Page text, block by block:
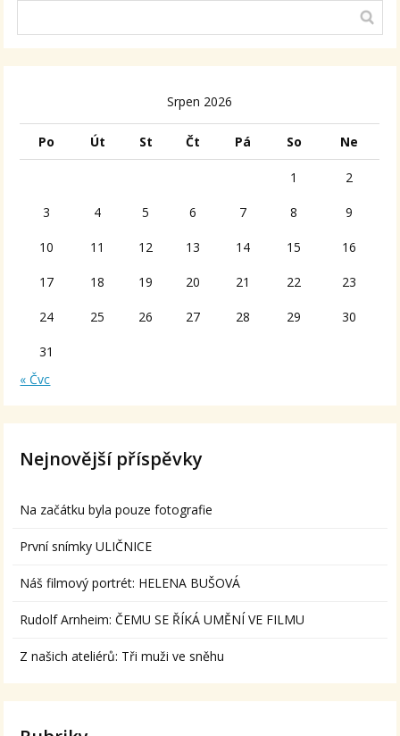
Srpen 2026
Po Út St Čt Pá So Ne
1 2
3 4 5 6 7 8 9
10 11 12 13 14 15 16
17 18 19 20 21 22 23
24 25 26 27 28 29 30
31
« Čvc
Nejnovější příspěvky
Na začátku byla pouze fotografie
První snímky ULIČNICE
Náš filmový portrét: HELENA BUŠOVÁ
Rudolf Arnheim: ČEMU SE ŘÍKÁ UMĚNÍ VE FILMU
Z našich ateliérů: Tři muži ve sněhu